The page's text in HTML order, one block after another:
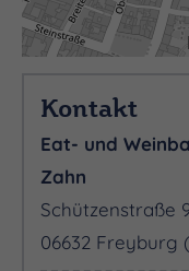
Kontakt
Eat- und
Zahn
Schützenstraße
06632 Freyburg